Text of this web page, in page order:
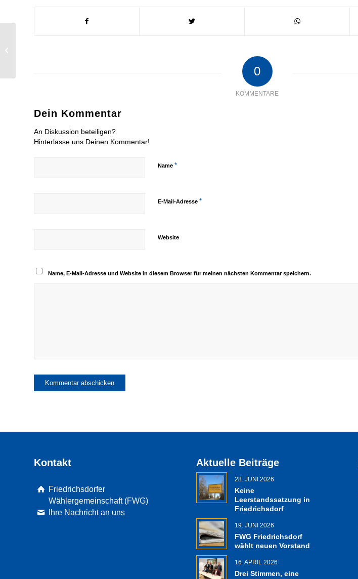
0
KOMMENTARE
Dein Kommentar
An Diskussion beteiligen?
Hinterlasse uns Deinen Kommentar!
Name *
E-Mail-Adresse *
Website
Name, E-Mail-Adresse und Website in diesem Browser für meinen nächsten Kommentar speichern.
Kontakt
Friedrichsdorfer
Wählergemeinschaft (FWG)
Ihre Nachricht an uns
Aktuelle Beiträge
28. JUNI 2026
Keine
Leerstandssatzung in
Friedrichsdorf
19. JUNI 2026
FWG Friedrichsdorf
wählt neuen Vorstand
16. APRIL 2026
Drei Stimmen, eine